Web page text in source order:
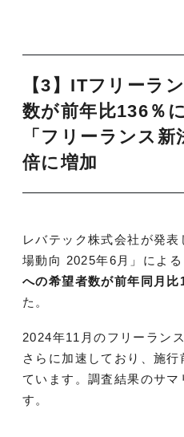
【3】ITフリーラ
数が前年比136％
「フリーランス
倍に増加
レバテック株式会社が発
場動向 2025年6月」による
への希望者数が前年同月比
た。
2024年11月のフリーラン
さらに加速しており、施
ています。調査結果のサ
す。